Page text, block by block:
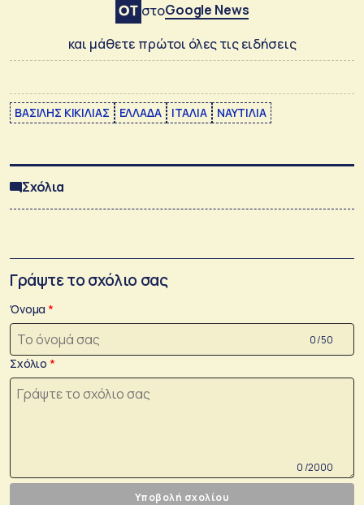
στοGoogle News
και μάθετε πρώτοι όλες τις ειδήσεις
ΒΑΣΙΛΗΣ ΚΙΚΙΛΙΑΣ ΕΛΛΑΔΑ ΙΤΑΛΙΑ ΝΑΥΤΙΛΙΑ
Σχόλια
Γράψτε το σχόλιο σας
Όνομα
0 /50
Σχόλιο
0 /2000
Υποβολή σχολίου